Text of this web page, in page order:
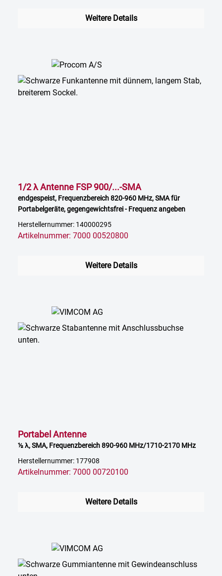
Weitere Details
1/2 λ Antenne FSP 900/...-SMA
endgespeist, Frequenzbereich 820-960 MHz, SMA für
Portabelgeräte, gegengewichtsfrei - Frequenz angeben
Herstellernummer: 140000295
Artikelnummer: 7000 00520800
Weitere Details
Portabel Antenne
½ λ, SMA, Frequenzbereich 890-960 MHz/1710-2170 MHz
Herstellernummer: 177908
Artikelnummer: 7000 00720100
Weitere Details